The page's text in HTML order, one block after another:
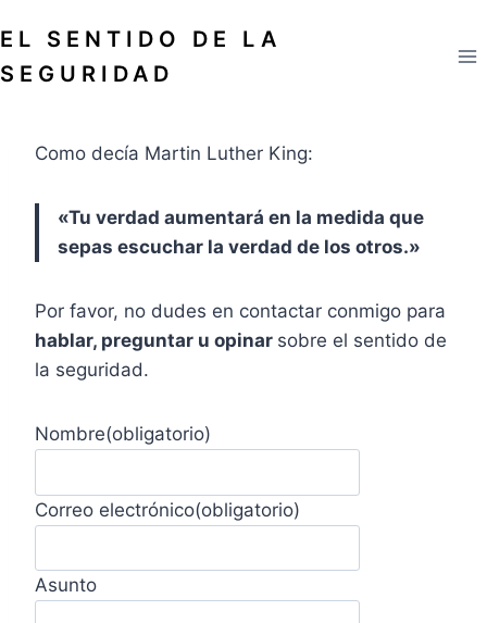
al
contenido
EL SENTIDO DE LA
SEGURIDAD
Como decía Martin Luther King:
«Tu verdad aumentará en la medida que
sepas escuchar la verdad de los otros.»
Por favor, no dudes en contactar conmigo para
hablar, preguntar u opinar sobre el sentido de
la seguridad.
Nombre(obligatorio)
Correo electrónico(obligatorio)
Asunto